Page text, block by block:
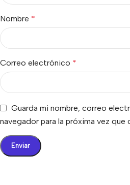
Nombre *
Correo electrónico *
Guarda mi nombre, correo
navegador para la próxima vez que